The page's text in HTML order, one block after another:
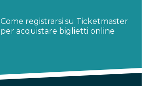
Come registrarsi su Ticketmaster
per acquistare biglietti online